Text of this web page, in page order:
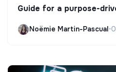
Guide for a purpose-
Noëmie Martin-Pascual •